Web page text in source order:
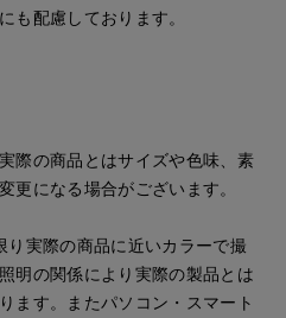
も配慮しております。
際の商品とはサイズや色味、素
更になる場合がございます。
り実際の商品に近いカラーで撮
明の関係により実際の製品とは
ます。またパソコン・スマート